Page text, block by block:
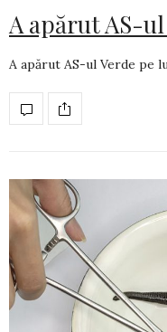
A apărut AS-
A apărut AS-ul Verde pe